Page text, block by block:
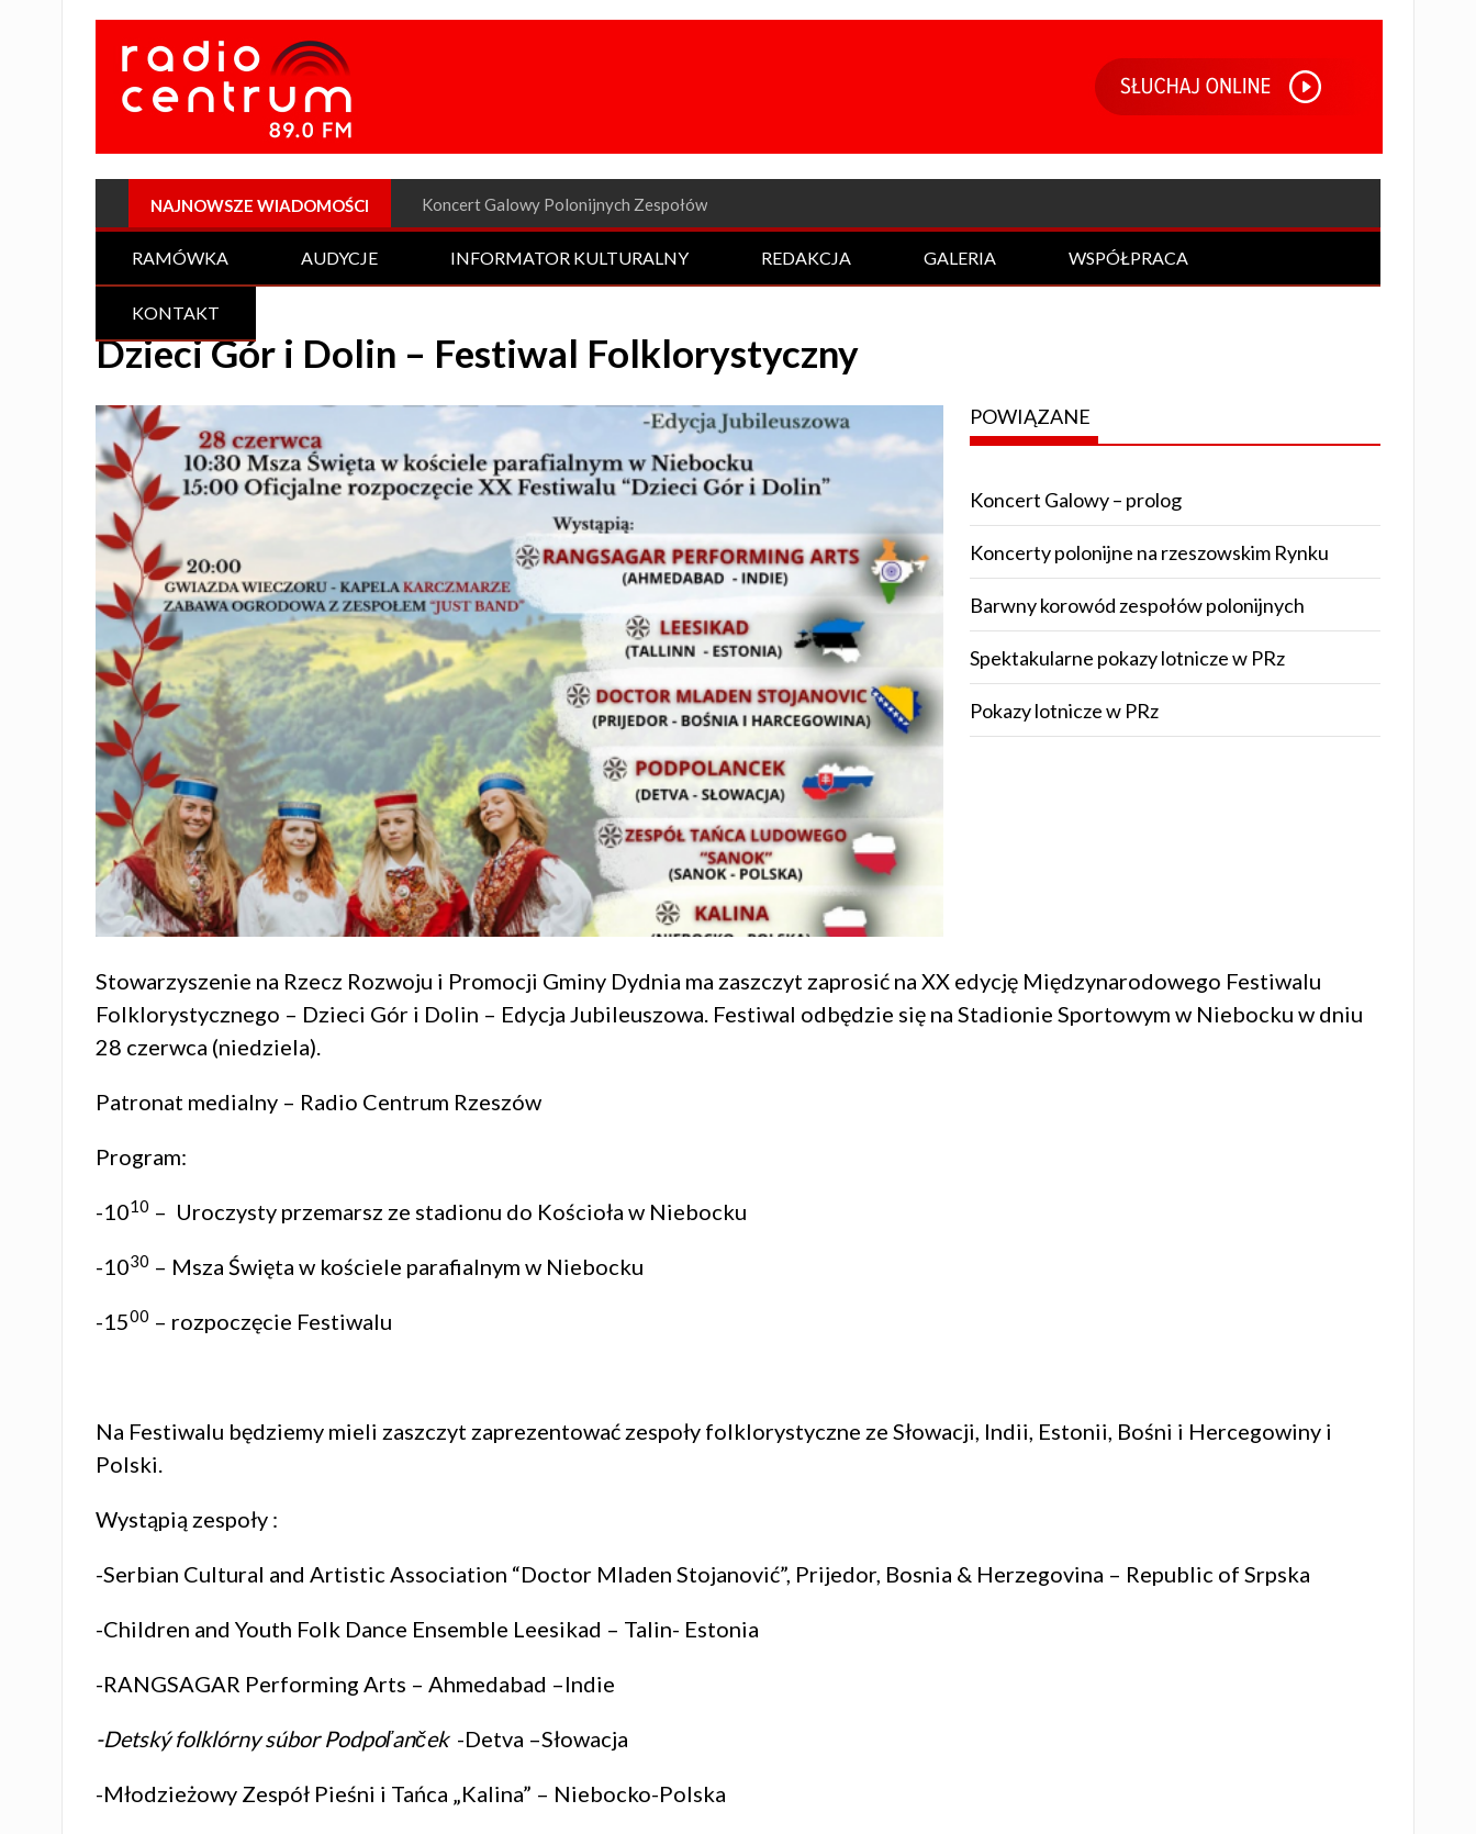
NAJNOWSZE WIADOMOŚCI Plenerowa odsłona Rockowej Nocy
RAMÓWKA AUDYCJE INFORMATOR KULTURALNY REDAKCJA GALERIA WSPÓŁPRACA
KONTAKT
Dzieci Gór i Dolin – Festiwal Folklorystyczny
POWIĄZANE
Koncert Galowy – prolog
Koncerty polonijne na rzeszowskim Rynku
Barwny korowód zespołów polonijnych
Spektakularne pokazy lotnicze w PRz
Pokazy lotnicze w PRz
Stowarzyszenie na Rzecz Rozwoju i Promocji Gminy Dydnia ma zaszczyt zaprosić na XX edycję Międzynarodowego Festiwalu
Folklorystycznego – Dzieci Gór i Dolin – Edycja Jubileuszowa. Festiwal odbędzie się na Stadionie Sportowym w Niebocku w dniu
28 czerwca (niedziela).
Patronat medialny – Radio Centrum Rzeszów
Program:
-1010 – Uroczysty przemarsz ze stadionu do Kościoła w Niebocku
-1030 – Msza Święta w kościele parafialnym w Niebocku
-1500 – rozpoczęcie Festiwalu
Na Festiwalu będziemy mieli zaszczyt zaprezentować zespoły folklorystyczne ze Słowacji, Indii, Estonii, Bośni i Hercegowiny i
Polski.
Wystąpią zespoły :
-Serbian Cultural and Artistic Association “Doctor Mladen Stojanović”, Prijedor, Bosnia & Herzegovina – Republic of Srpska
-Children and Youth Folk Dance Ensemble Leesikad – Talin- Estonia
-RANGSAGAR Performing Arts – Ahmedabad –Indie
-Detský folklórny súbor Podpoľanček-Detva –Słowacja
-Młodzieżowy Zespół Pieśni i Tańca „Kalina” – Niebocko-Polska